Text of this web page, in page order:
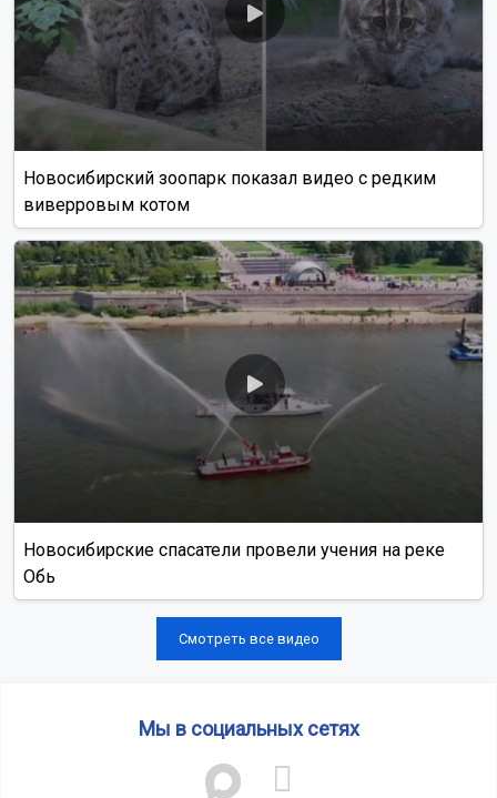
Новосибирский зоопарк показал видео с редким
виверровым котом
Новосибирские спасатели провели учения на реке
Обь
Смотреть все видео
Мы в социальных сетях